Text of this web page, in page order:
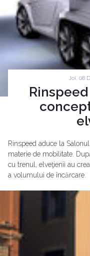
Joi, 08
Rinspeed aduce la
materie de mobilitate.
cu trenul, elveţienii au
a volumului de încărcare.